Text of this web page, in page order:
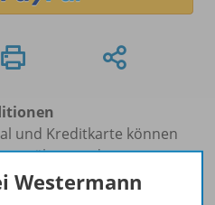
und Kreditkarte können
gewährt werden.
Spar-Paket?
Westermann